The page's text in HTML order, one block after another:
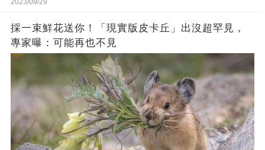
採一束鮮花送你！「現實版皮卡丘」出沒超罕見，
專家曝：可能再也不見